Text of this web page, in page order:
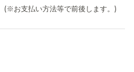
(※お支払い方法等で前後します。)